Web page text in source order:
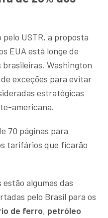
USTR, a proposta
EUA está longe de
Washington
exceções para evitar
estratégicas
americana.
70 páginas para
tarifários que ficarão
algumas das
pelo Brasil para os
de ferro, petróleo